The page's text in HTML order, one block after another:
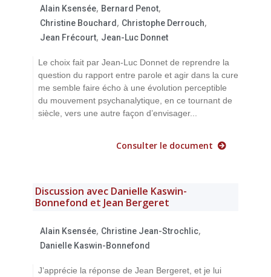
Alain Ksensée, Bernard Penot,
Christine Bouchard , Christophe Derrouch,
Jean Frécourt, Jean-Luc Donnet
Le choix fait par Jean-Luc Donnet de reprendre la
question du rapport entre parole et agir dans la cure
me semble faire écho à une évolution perceptible
du mouvement psychanalytique, en ce tournant de
siècle, vers une autre façon d’envisager...
Consulter le document
Discussion avec Danielle Kaswin-
Bonnefond et Jean Bergeret
Alain Ksensée, Christine Jean-Strochlic,
Danielle Kaswin-Bonnefond
J’apprécie la réponse de Jean Bergeret, et je lui